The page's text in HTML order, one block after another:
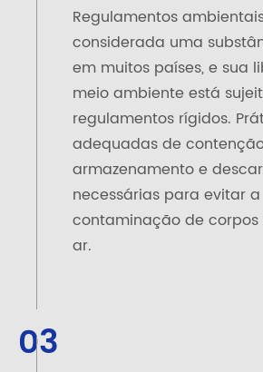
Regulamentos
considerada uma
em muitos países, e sua
meio ambiente está
regulamentos rígidos.
adequadas de
armazenamento e
necessárias para evitar a
contaminação de corpos
ar.
03